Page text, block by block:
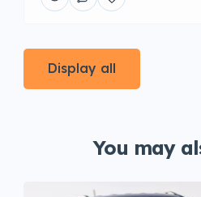
Display all
You may